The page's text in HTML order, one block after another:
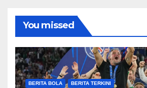
You missed
BERITA BOLA BERITA TERKINI